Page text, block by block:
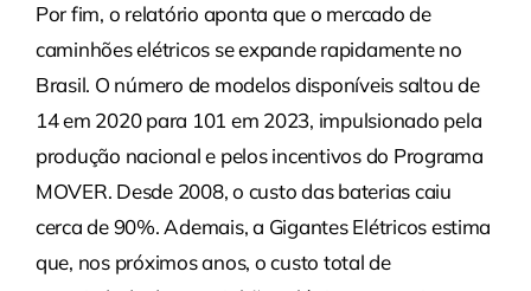
Por fim, o relatório aponta que o mercado de
caminhões elétricos se expande rapidamente no
Brasil. O número de modelos disponíveis saltou de
14 em 2020 para 101 em 2023, impulsionado pela
produção nacional e pelos incentivos do Programa
MOVER. Desde 2008, o custo das baterias caiu
cerca de 90%. Ademais, a Gigantes Elétricos estima
que, nos próximos anos, o custo total de